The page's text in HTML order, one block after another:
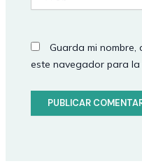
Guarda mi nombre,
este navegador para la